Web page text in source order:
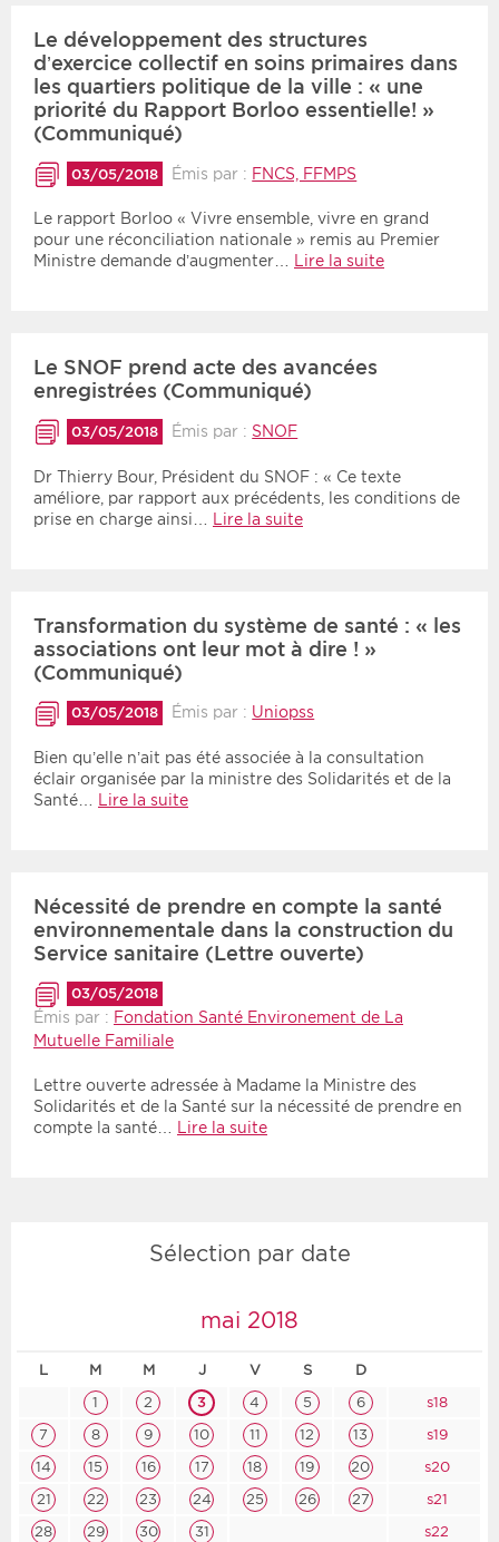
Le développement des structures
d’exercice collectif en soins primaires dans
les quartiers politique de la ville : « une
priorité du Rapport Borloo essentielle! »
(Communiqué)
03/05/2018 Émis par : FNCS, FFMPS
Le rapport Borloo « Vivre ensemble, vivre en grand
pour une réconciliation nationale » remis au Premier
Ministre demande d’augmenter… Lire la suite
Le SNOF prend acte des avancées
enregistrées (Communiqué)
03/05/2018 Émis par : SNOF
Dr Thierry Bour, Président du SNOF : « Ce texte
améliore, par rapport aux précédents, les conditions de
prise en charge ainsi… Lire la suite
Transformation du système de santé : « les
associations ont leur mot à dire ! »
(Communiqué)
03/05/2018 Émis par : Uniopss
Bien qu’elle n’ait pas été associée à la consultation
éclair organisée par la ministre des Solidarités et de la
Santé…
Lire la suite
Nécessité de prendre en compte la santé
environnementale dans la construction du
Service sanitaire (Lettre ouverte)
03/05/2018
Émis par : Fondation Santé Environement de La
Mutuelle Familiale
Lettre ouverte adressée à Madame la Ministre des
Solidarités et de la Santé sur la nécessité de prendre en
compte la santé…
Lire la suite
Sélection par date
mai 2018
L M M J V S D
1 2 3 4 5 6
s18
7
8 9 10 11 12 13
s19
14
15 16 17 18 19 20
s20
21
22 23 24 25 26 27
s21
28
29 30 31 s22